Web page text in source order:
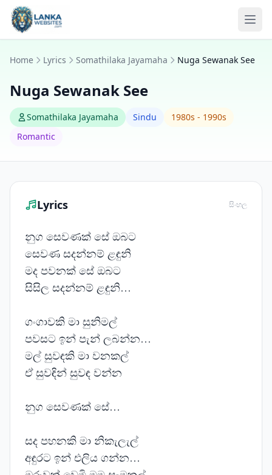
Skip to content
Home Lyrics Somathilaka Jayamaha Nuga Sewanak See
Nuga Sewanak See
Somathilaka Jayamaha Sindu
1980s - 1990s
Romantic
Lyrics සිංහල
නුග සෙවණක් සේ ඔබට
සෙවණ සදන්නම් ළඳුනි
මද පවනක් සේ ඔබට
සිසිල සදන්නම් ළඳුනි…
ගංගාවකි මා සුනිමල්
පවසට ඉන් පැන් ලබන්න…
මල් සුවඳකි මා වනකල්
ඒ සුවඳින් සුවඳ වන්න
නුග සෙවණක් සේ…
සද පහනකි මා නිකැලැල්
අඳුරට ඉන් එලිය ගන්න…